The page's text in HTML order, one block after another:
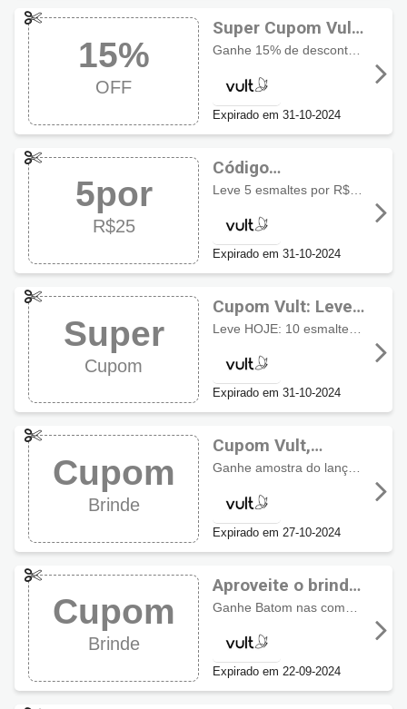
15%
OFF
Super Cupom Vult
com 15% OFF
Expirado em 31-10-2024
5por
R$25
Código
promocional Vult:
Expirado em 31-10-2024
Super
Cupom
Cupom Vult: Leve
10 por apenas
Expirado em 31-10-2024
Cupom
Brinde
Cupom Vult,
aproveite brinde
Expirado em 27-10-2024
Cupom
Brinde
Aproveite o brinde
usando cupom
Expirado em 22-09-2024